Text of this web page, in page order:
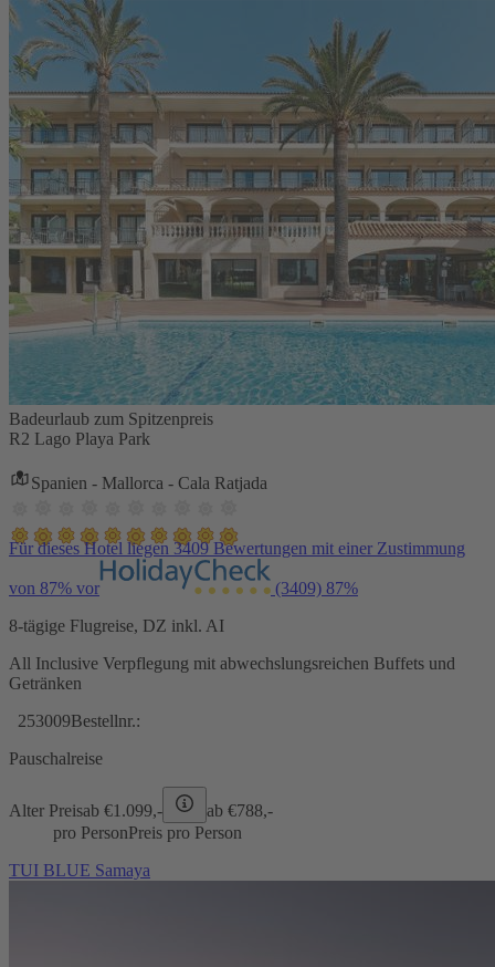
Badeurlaub zum Spitzenpreis
R2 Lago Playa Park
Spanien - Mallorca - Cala Ratjada
Für dieses Hotel liegen 3409 Bewertungen mit einer Zustimmung
von 87% vor (3409) 87%
8-tägige Flugreise, DZ inkl. AI
All Inclusive Verpflegung mit abwechslungsreichen Buffets und
Getränken
253009Bestellnr.:
Pauschalreise
Alter Preisab €1.099,- ab €788,-
pro PersonPreis pro Person
TUI BLUE Samaya